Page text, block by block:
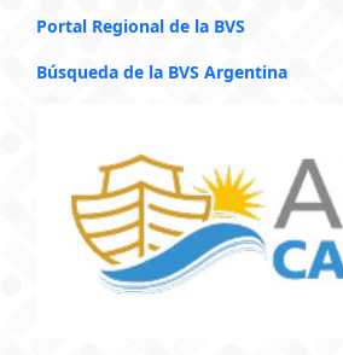
Portal Regional de la BVS
Búsqueda de la BVS Argentina